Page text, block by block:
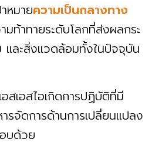
หมายความเป็นกลางทาง
มท้าทายระดับโลกที่ส่งผลกระ
ละสิ่งแวดล้อมทั้งในปัจจุบัน
สเอสไอเกิดการปฏิบัติที่มี
รจัดการด้านการเปลี่ยนแปลง
บด้วย